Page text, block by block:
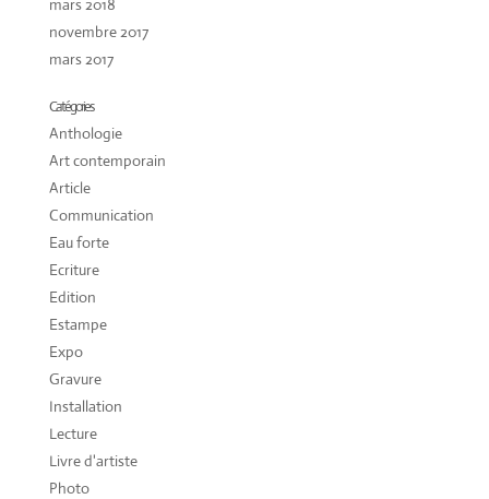
mars 2018
novembre 2017
mars 2017
Catégories
Anthologie
Art contemporain
Article
Communication
Eau forte
Ecriture
Edition
Estampe
Expo
Gravure
Installation
Lecture
Livre d'artiste
Photo